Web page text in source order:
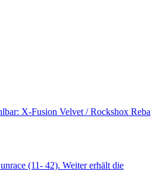
X-Fusion Velvet / Rockshox Reba
(11- 42). Weiter erhält die